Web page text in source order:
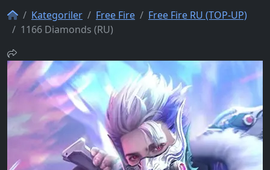
Kategoriler
Free Fire
Free Fire RU (TOP-UP)
1166 Diamonds (RU)